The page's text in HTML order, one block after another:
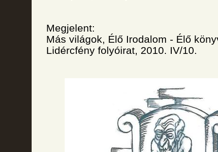
Megjelent:
Más világok, Élő Irodalom - Élő
Lidércfény folyóirat, 2010. IV/10.